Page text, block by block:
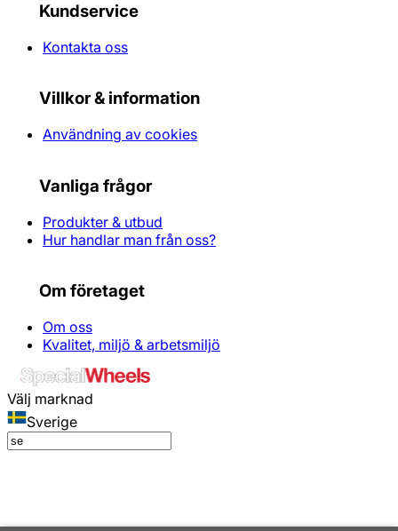
Kundservice
Kontakta oss
Villkor & information
Användning av cookies
Vanliga frågor
Produkter & utbud
Hur handlar man från oss?
Om företaget
Om oss
Kvalitet, miljö & arbetsmiljö
Välj marknad
Sverige